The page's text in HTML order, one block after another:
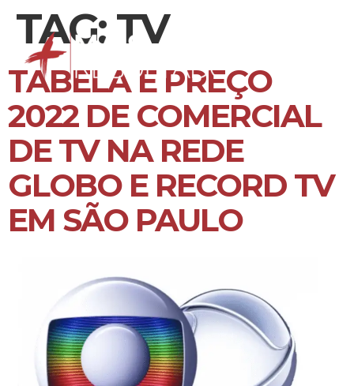
TAG: TV
TABELA E PREÇO
2022 DE COMERCIAL
DE TV NA REDE
GLOBO E RECORD TV
EM SÃO PAULO